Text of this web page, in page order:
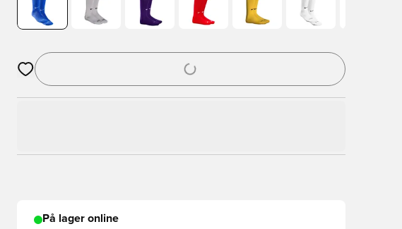
Åbner en Modal til at logge ind eller tilmelde dig som medlem
På lager online